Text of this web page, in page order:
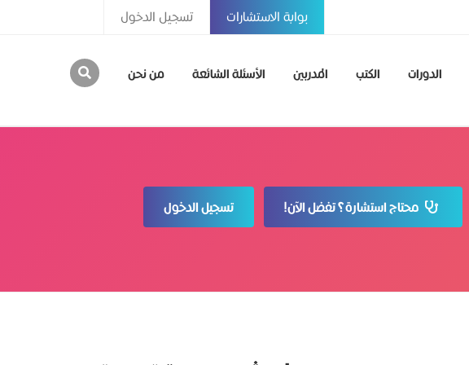
تسجيل الدخول بوابة الاستشارات
الدورات الكتب المدربين الأسئلة الشائعة من نحن
محتاج استشارة؟ تفضل الآن! تسجيل الدخول